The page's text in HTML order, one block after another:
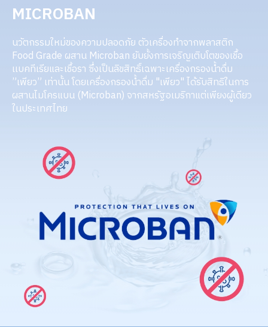
MICROBAN
นวัตกรรมใหม่ของความปลอดภัย ตัวเครื่องทำจากพลาสติก
Food Grade ผสาน Microban ยับยั้งการเจริญเติบโตของเชื้อ
เเบคทีเรียและเชื้อรา ซึ่งเป็นลิขสิทธิ์เฉพาะเครื่องกรองน้ำดื่ม
”เพียว” เท่านั้น โดยเครื่องกรองน้ำดื่ม "เพียว" ได้รับสิทธิในการ
ผสานไมโครแบน (Microban) จากสหรัฐอเมริกาแต่เพียงผู้เดียว
ในประเทศไทย